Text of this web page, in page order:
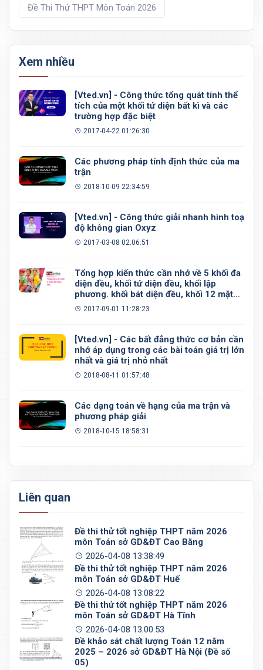
Đề Thi Thử THPT Môn Toán 2026
Xem nhiều
[Vted.vn] - Công thức tổng quát tính thể
tích của một khối tứ diện bất kì và các
trường hợp đặc biệt
2017-04-22 01:26:30
Các phương pháp tính định thức của ma
trận
2018-10-09 22:34:59
[Vted.vn] - Công thức giải nhanh hình toạ
độ không gian Oxyz
2017-03-08 02:06:51
Tổng hợp kiến thức cần nhớ về 5 khối đa
diện đều, khối tứ diện đều, khối lập
phương. khối bát diện đều, khối 12 mặt
đều, khối 20 mặt đều
2017-09-01 11:28:23
[Vted.vn] - Các bất đẳng thức cơ bản cần
nhớ áp dụng trong các bài toán giá trị lớn
nhất và giá trị nhỏ nhất
2018-08-11 01:57:48
Các dạng toán về hạng của ma trận và
phương pháp giải
2018-10-15 18:58:31
Liên quan
Đề thi thử tốt nghiệp THPT năm 2026
môn Toán sở GD&ĐT Cao Bằng
2026-04-08 13:38:49
Đề thi thử tốt nghiệp THPT năm 2026
môn Toán sở GD&ĐT Huế
2026-04-08 13:08:22
Đề thi thử tốt nghiệp THPT năm 2026
môn Toán sở GD&ĐT Hà Tĩnh
2026-04-08 13:00:53
Đề khảo sát chất lượng Toán 12 năm
2025 – 2026 sở GD&ĐT Hà Nội (Đề số
05)